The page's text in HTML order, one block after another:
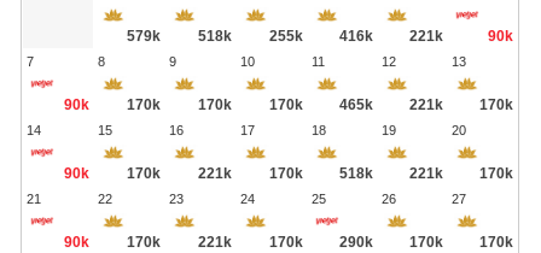
579k 518k 255k 416k 221k 90k
7
90k
8
170k
9
170k
10
170k
11
465k
12
221k
13
170k
14
90k
15
170k
16
221k
17
170k
18
518k
19
221k
20
170k
21
90k
22
170k
23
221k
24
170k
25
290k
26
170k
27
170k